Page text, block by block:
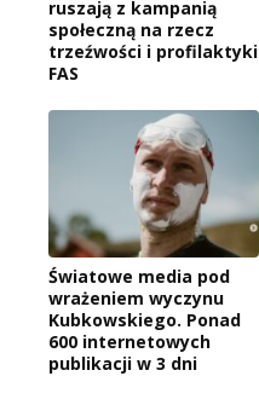
ruszają z kampanią
społeczną na rzecz
trzeźwości i profilaktyki
FAS
Światowe media pod
wrażeniem wyczynu
Kubkowskiego. Ponad
600 internetowych
publikacji w 3 dni